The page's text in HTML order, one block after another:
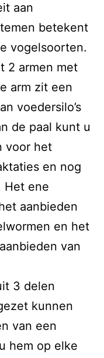
aan
betekent
vogelsoorten.
2 armen met
arm zit een
voedersilo’s
de paal kunt u
voor het
en nog
Het ene
aanbieden
en het
van
3 delen
kunnen
van een
hem op elke